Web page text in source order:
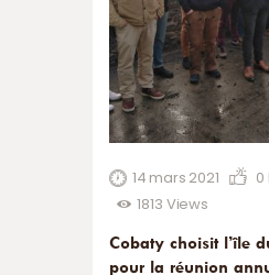
14 mars 2021 0
1813 Views
Cobaty choisit l’île
pour la réunion